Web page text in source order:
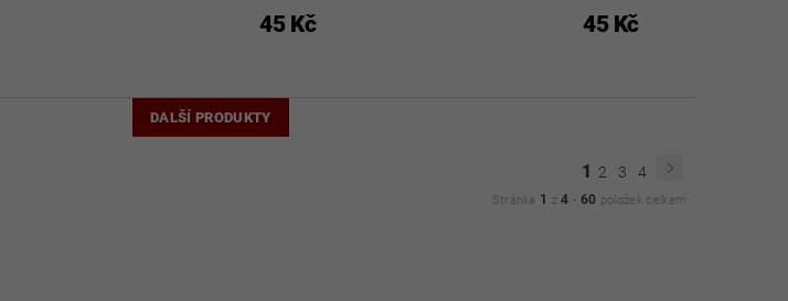
45 Kč 45 Kč
DALŠÍ PRODUKTY
1 2 3 4
Stránka 1 z4 - 60 položek celkem